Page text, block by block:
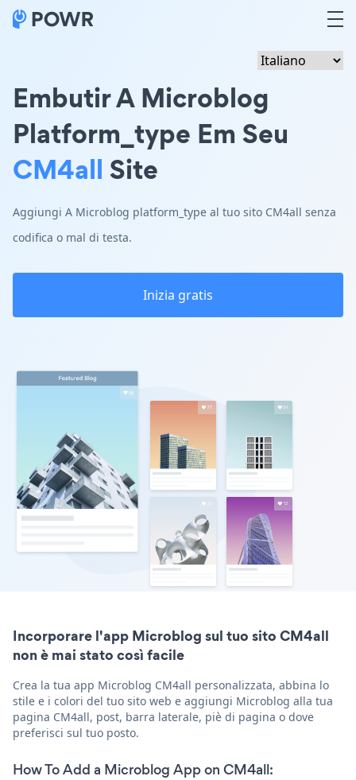
Embutir A Microblog
Platform_type Em Seu
CM4all Site
Aggiungi A Microblog platform_type al tuo sito CM4all senza
codifica o mal di testa.
Inizia gratis
Incorporare l'app Microblog sul tuo sito CM4all
non è mai stato così facile
Crea la tua app Microblog CM4all personalizzata, abbina lo
stile e i colori del tuo sito web e aggiungi Microblog alla tua
pagina CM4all, post, barra laterale, piè di pagina o dove
preferisci sul tuo posto.
How To Add a Microblog App on CM4all: